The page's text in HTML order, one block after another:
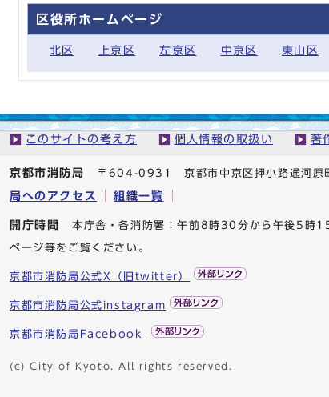
区役所ホームページ
北区 上京区 左京区 中京区 東山区
このサイトの考え方 個人情報の取扱い 著
京都市消防局 〒604-0931 京都市中京区押小路通河
局へのアクセス
組織一覧
開庁時間 本庁舎・各消防署：午前8時30分から午後5時
ページ等をご覧ください。
京都市消防局公式X（旧twitter）
京都市消防局公式instagram
京都市消防局Facebook
(c) City of Kyoto. All rights reserved.